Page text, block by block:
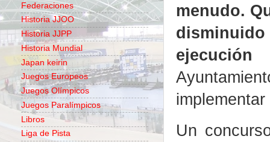
menudo.
disminuido
ejecución
Un
Federaciones
Historia JJOO
Historia JJPP
Historia Mundial
Japan keirin
Juegos Europeos
Juegos Olímpicos
Juegos Paralímpicos
Libros
Liga de Pista